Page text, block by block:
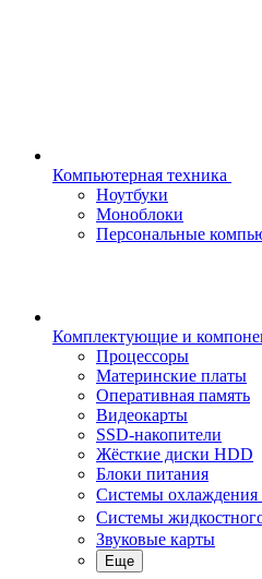
Компьютерная техника
Ноутбуки
Моноблоки
Персональные
Комплектующие и
Процессоры
Материнские платы
Оперативная память
Видеокарты
SSD-накопители
Жёсткие диски HDD
Блоки питания
Системы охлаждения
Системы
Звуковые карты
Еще